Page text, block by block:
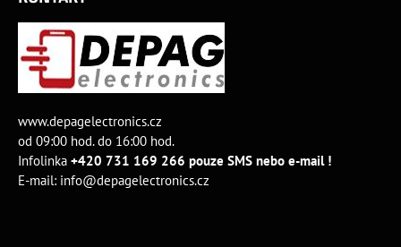
www.depagelectronics.cz
od 09:00 hod. do 16:00 hod.
Infolinka +420 731 169 266 pouze SMS nebo e-mail !
E-mail: info@depagelectronics.cz